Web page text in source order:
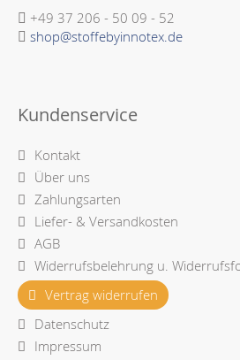
+49 37 206 - 50 09 - 52
shop@stoffebyinnotex.de
Kundenservice
Kontakt
Über uns
Zahlungsarten
Liefer- & Versandkosten
AGB
Widerrufsbelehrung u.
Vertrag widerrufen
Datenschutz
Impressum